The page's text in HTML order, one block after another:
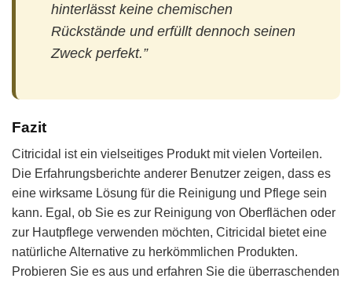
hinterlässt keine chemischen
Rückstände und erfüllt dennoch seinen
Zweck perfekt.”
Fazit
Citricidal ist ein vielseitiges Produkt mit vielen Vorteilen.
Die Erfahrungsberichte anderer Benutzer zeigen, dass es
eine wirksame Lösung für die Reinigung und Pflege sein
kann. Egal, ob Sie es zur Reinigung von Oberflächen oder
zur Hautpflege verwenden möchten, Citricidal bietet eine
natürliche Alternative zu herkömmlichen Produkten.
Probieren Sie es aus und erfahren Sie die überraschenden